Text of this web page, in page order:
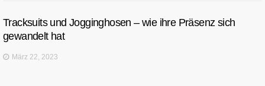
Tracksuits und Jogginghosen – wie ihre Präsenz sich
gewandelt hat
März 22, 2023